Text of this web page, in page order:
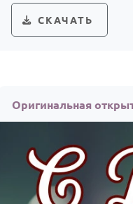
СКАЧАТЬ
Оригинальная